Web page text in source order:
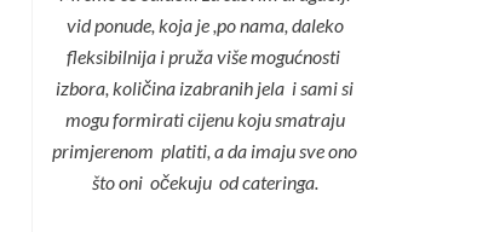
vid ponude, koja je ,po nama, daleko
fleksibilnija i pruža više mogućnosti
izbora, količina izabranih jela i sami si
mogu formirati cijenu koju smatraju
primjerenom platiti, a da imaju sve ono
što oni očekuju od cateringa.